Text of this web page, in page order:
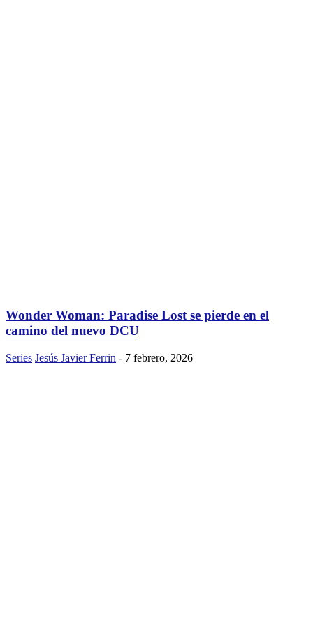
Wonder Woman: Paradise Lost se pierde en el
camino del nuevo DCU
Series Jesús Javier Ferrin - 7 febrero, 2026